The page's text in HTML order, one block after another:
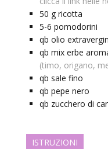
50 g ricotta
5-6 pomodorini
qb olio
qb mix erbe
(timo, origano,
qb sale fino
qb pepe nero
qb zucchero di
ISTRUZIONI